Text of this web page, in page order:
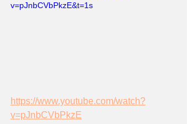
v=pJnbCVbPkzE&t=1s
https://www.youtube.com/watch?
v=pJnbCVbPkzE